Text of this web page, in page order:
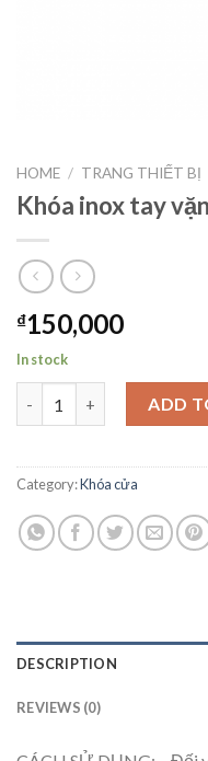
HOME / TRANG THIẾT BỊ
Khóa inox tay
₫150,000
In stock
ADD
Category:Khóa cửa
DESCRIPTION
REVIEWS (0)